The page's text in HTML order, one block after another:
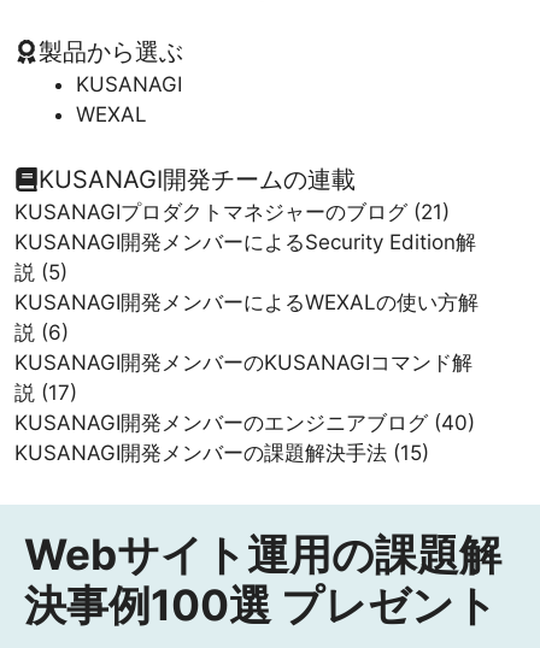
製品から選ぶ
KUSANAGI
WEXAL
KUSANAGI開発チームの連載
KUSANAGIプロダクトマネジャーのブログ(21)
KUSANAGI開発メンバーによるSecurity Edition解
説 (5)
KUSANAGI開発メンバーによるWEXALの使い方解
説 (6)
KUSANAGI開発メンバーのKUSANAGIコマンド解
説 (17)
KUSANAGI開発メンバーのエンジニアブログ(40)
KUSANAGI開発メンバーの課題解決手法 (15)
Webサイト運用の課題解
決事例100選 プレゼント